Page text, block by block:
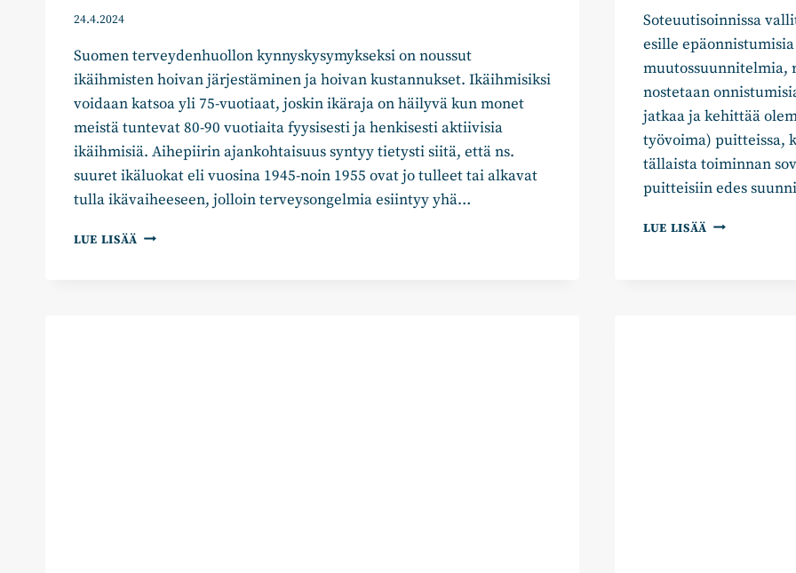
24.4.2024
Suomen terveydenhuollon kynnyskysymykseksi on noussut
ikäihmisten hoivan järjestäminen ja hoivan kustannukset. Ikäihmisiksi
voidaan katsoa yli 75-vuotiaat, joskin ikäraja on häilyvä kun monet
meistä tuntevat 80-90 vuotiaita fyysisesti ja henkisesti aktiivisia
ikäihmisiä. Aihepiirin ajankohtaisuus syntyy tietysti siitä, että ns.
suuret ikäluokat eli vuosina 1945-noin 1955 ovat jo tulleet tai alkavat
tulla ikävaiheeseen, jolloin terveysongelmia esiintyy yhä…
LUE LISÄÄ ANTTI
Soteuutisoinnissa
esille
muutossuunnitelmia,
nostetaan
jatkaa ja kehittää
työvoima) puitteissa,
tällaista toiminnan
puitteisiin edes
LUE LISÄÄ ANTTI